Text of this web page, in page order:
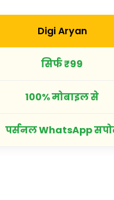
Digi Aryan
सिर्फ ₹99
100% मोबाइल से
पर्सनल WhatsApp